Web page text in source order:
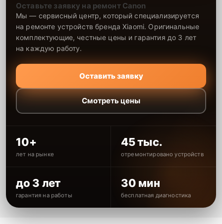
Оставьте заявку на ремонт Canon
Мы — сервисный центр, который специализируется
на ремонте устройств бренда Xiaomi. Оригинальные
комплектующие, честные цены и гарантия до 3 лет
на каждую работу.
Оставить заявку
Смотреть цены
10+
лет на рынке
45 тыс.
отремонтировано устройств
до 3 лет
гарантия на работы
30 мин
бесплатная диагностика